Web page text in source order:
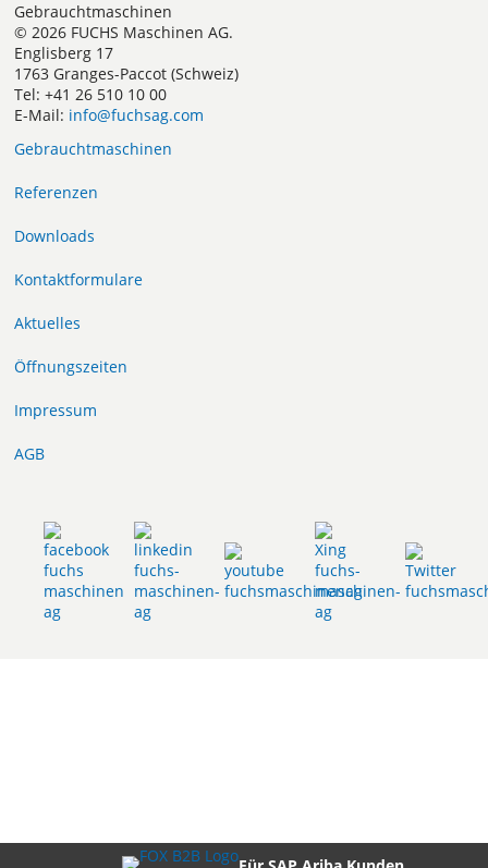
Gebrauchtmaschinen
© 2026 FUCHS Maschinen AG.
Englisberg 17
1763 Granges-Paccot (Schweiz)
Tel: +41 26 510 10 00
E-Mail: info@fuchsag.com
Gebrauchtmaschinen
Referenzen
Downloads
Kontaktformulare
Aktuelles
Öffnungszeiten
Impressum
AGB